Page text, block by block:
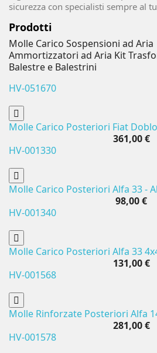
sicurezza con specialisti sempre al
Prodotti
Molle Carico Sospensioni ad Aria
Ammortizzatori ad Aria Kit
Balestre e Balestrini
HV-051670
Molle Carico Posteriori Fiat
361,00 €
HV-001330
Molle Carico Posteriori Alfa 33 -
98,00 €
HV-001340
Molle Carico Posteriori Alfa 33
131,00 €
HV-001568
Molle Rinforzate Posteriori Alfa
281,00 €
HV-001578